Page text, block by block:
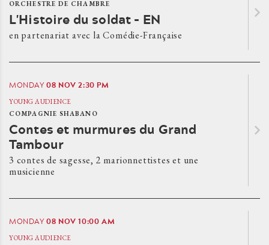
ORCHESTRE DE CHAMBRE
L'Histoire du soldat - EN
en partenariat avec la Comédie-Française
MONDAY08 NOV2:30 PM
YOUNG AUDIENCE
COMPAGNIE SHABANO
Contes et murmures du Grand
Tambour
3 contes de sagesse, 2 marionnettistes et une
musicienne
MONDAY08 NOV10:00 AM
YOUNG AUDIENCE